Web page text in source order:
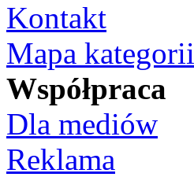
Kontakt
Mapa kategorii
Współpraca
Dla mediów
Reklama